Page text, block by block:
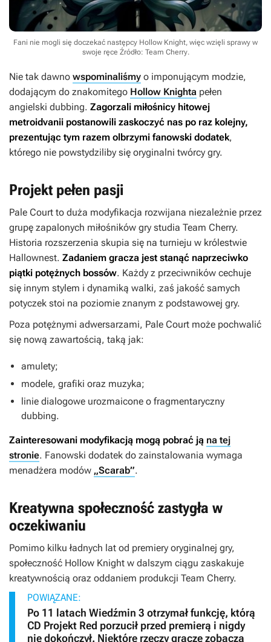
Fani nie mogli się doczekać następcy Hollow Knight, więc wzięli sprawy w
swoje ręce Źródło: Team Cherry.
Nie tak dawno wspominaliśmy o imponującym modzie,
dodającym do znakomitego Hollow Knighta pełen
angielski dubbing. Zagorzali miłośnicy hitowej
metroidvanii postanowili zaskoczyć nas po raz kolejny,
prezentując tym razem olbrzymi fanowski dodatek,
którego nie powstydziliby się oryginalni twórcy gry.
Projekt pełen pasji
Pale Court to duża modyfikacja rozwijana niezależnie przez
grupę zapalonych miłośników gry studia Team Cherry.
Historia rozszerzenia skupia się na turnieju w królestwie
Hallownest. Zadaniem gracza jest stanąć naprzeciwko
piątki potężnych bossów. Każdy z przeciwników cechuje
się innym stylem i dynamiką walki, zaś jakość samych
potyczek stoi na poziomie znanym z podstawowej gry.
Poza potężnymi adwersarzami, Pale Court może pochwalić
się nową zawartością, taką jak:
amulety;
modele, grafiki oraz muzyka;
linie dialogowe urozmaicone o fragmentaryczny
dubbing.
Zainteresowani modyfikacją mogą pobrać ją na tej
stronie. Fanowski dodatek do zainstalowania wymaga
menadżera modów „Scarab”.
Kreatywna społeczność zastygła w
oczekiwaniu
Pomimo kilku ładnych lat od premiery oryginalnej gry,
społeczność Hollow Knight w dalszym ciągu zaskakuje
kreatywnością oraz oddaniem produkcji Team Cherry.
POWIĄZANE:
Po 11 latach Wiedźmin 3 otrzymał funkcję, którą
CD Projekt Red porzucił przed premierą i nigdy
nie dokończył. Niektóre rzeczy gracze zobaczą